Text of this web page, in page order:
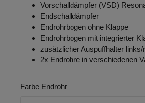
Vorschalldämpfer (VSD)
Endschalldämpfer
Endrohrbogen ohne Klappe
Endrohrbogen mit integrierter
zusätzlicher Auspuffhalter links/
2x Endrohre in verschiedenen
Farbe Endrohr